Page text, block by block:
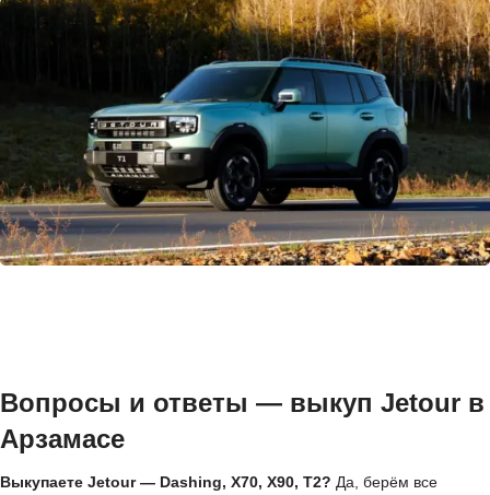
Вопросы и ответы — выкуп Jetour в
Арзамасе
Выкупаете Jetour — Dashing, X70, X90, T2? Да, берём все